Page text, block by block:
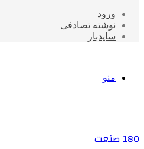
ورود
نوشته تصادفی
سایدبار
منو
180 صنعت